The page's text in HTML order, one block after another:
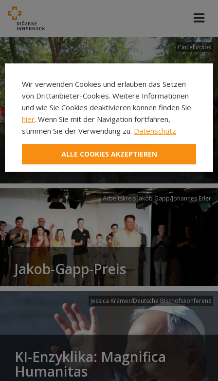
Cincelli/dibk
Neuer Pilgerweg Via
Laudato si’
Arbeitskreis Jakob Gapp/Johannes Erler
Jakob-Gapp-Preis
Jessica Krämer/Deutsche Bischofskonferenz
KI-Enzyklika: Magnifica
Humanitas
Wir verwenden Cookies und erlauben das Setzen
von Drittanbieter-Cookies. Weitere Informationen
und wie Sie Cookies deaktivieren können finden Sie
hier. Wenn Sie mit der Navigation fortfahren,
stimmen Sie der Verwendung zu. Datenschutz
ALLE COOKIES AKZEPTIEREN